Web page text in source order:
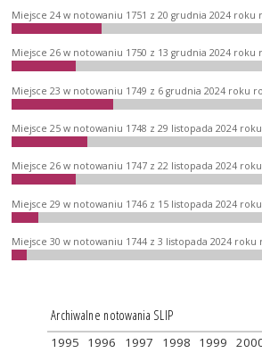
Miejsce 24 w notowaniu 1751 z 20 grudnia 2024 roku
Miejsce 26 w notowaniu 1750 z 13 grudnia 2024 roku
Miejsce 23 w notowaniu 1749 z 6 grudnia 2024 roku
Miejsce 25 w notowaniu 1748 z 29 listopada 2024
Miejsce 26 w notowaniu 1747 z 22 listopada 2024
Miejsce 29 w notowaniu 1746 z 15 listopada 2024
Miejsce 30 w notowaniu 1744 z 3 listopada 2024 roku
Archiwalne notowania SLIP
1995 1996 1997 1998 1999